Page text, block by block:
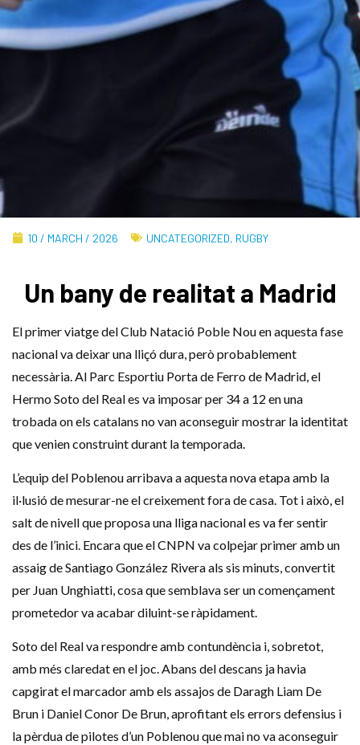
10 / MARCH / 2026 UNCATEGORIZED, RUGBY
Un bany de realitat a Madrid
El primer viatge del Club Natació Poble Nou en aquesta fase
nacional va deixar una lliçó dura, però probablement
necessària. Al Parc Esportiu Porta de Ferro de Madrid, el
Hermo Soto del Real es va imposar per 34 a 12 en una
trobada on els catalans no van aconseguir mostrar la identitat
que venien construint durant la temporada.
L’equip del Poblenou arribava a aquesta nova etapa amb la
il·lusió de mesurar-ne el creixement fora de casa. Tot i això, el
salt de nivell que proposa una lliga nacional es va fer sentir
des de l’inici. Encara que el CNPN va colpejar primer amb un
assaig de Santiago González Rivera als sis minuts, convertit
per Juan Unghiatti, cosa que semblava ser un començament
prometedor va acabar diluint-se ràpidament.
Soto del Real va respondre amb contundència i, sobretot,
amb més claredat en el joc. Abans del descans ja havia
capgirat el marcador amb els assajos de Daragh Liam De
Brun i Daniel Conor De Brun, aprofitant els errors defensius i
la pèrdua de pilotes d’un Poblenou que mai no va aconseguir